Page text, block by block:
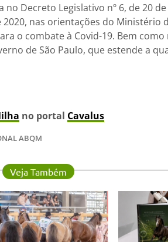
Decreto Legislativo nº 6, de 20
2020, nas orientações do Ministério
o combate à Covid-19. Bem
de São Paulo, que estende a
no portal Cavalus
ABQM
Veja Também